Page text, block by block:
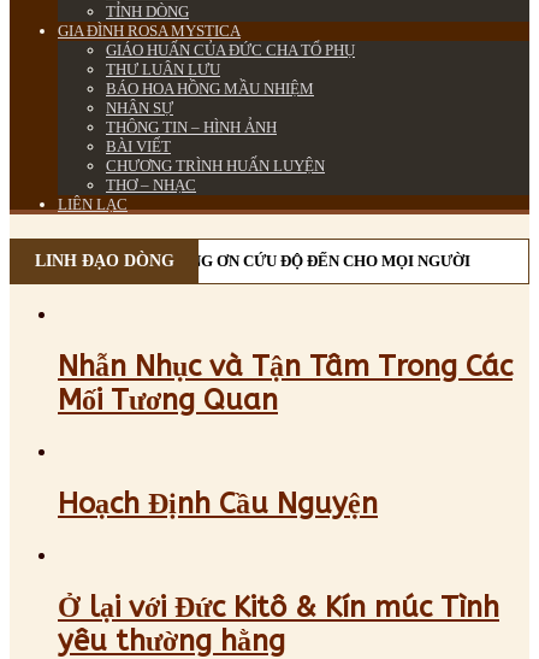
TỈNH DÒNG
GIA ĐÌNH ROSA MYSTICA
GIÁO HUẤN CỦA ĐỨC CHA TỔ PHỤ
THƯ LUÂN LƯU
BÁO HOA HỒNG MẦU NHIỆM
NHÂN SỰ
THÔNG TIN – HÌNH ẢNH
BÀI VIẾT
CHƯƠNG TRÌNH HUẤN LUYỆN
THƠ – NHẠC
LIÊN LẠC
LINH ĐẠO DÒNG
CỨU ĐỘ, VÀ MANG ƠN CỨU ĐỘ ĐẾN CHO MỌI NGƯỜI
Nhẫn Nhục và Tận Tâm Trong Các
Mối Tương Quan
Hoạch Định Cầu Nguyện
Ở lại với Đức Kitô & Kín múc Tình
yêu thường hằng